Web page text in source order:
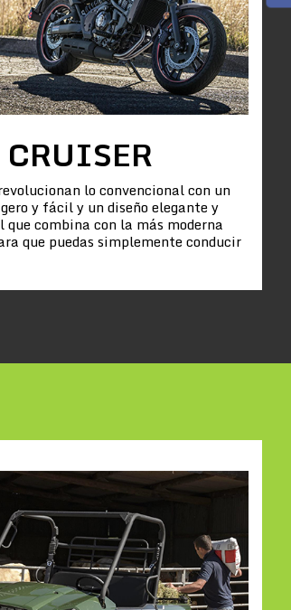
CRUISER
lo convencional con un
y fácil y un diseño elegante y
combina con la más moderna
que puedas simplemente conducir